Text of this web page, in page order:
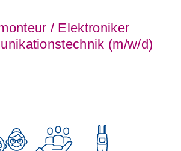
/ Elektroniker
(m/w/d)